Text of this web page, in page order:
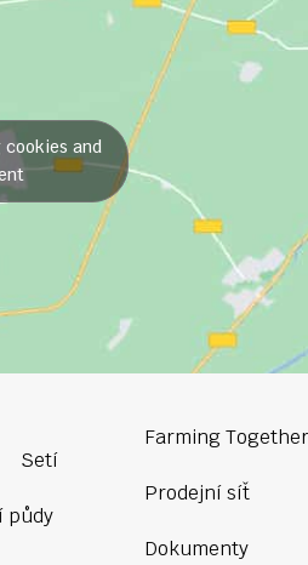
and
Setí
půdy
Farming Together
Prodejní síť
Dokumenty